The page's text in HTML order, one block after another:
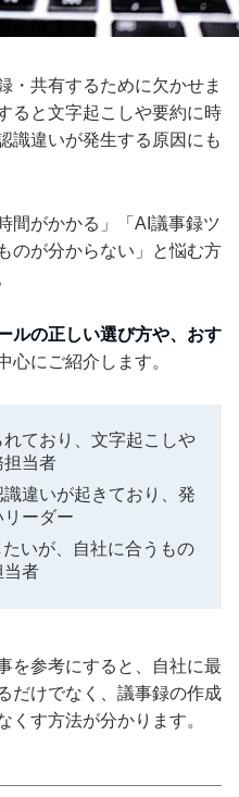
・共有するために欠かせま
ると文字起こしや要約に時
識違いが発生する原因にも
間がかかる」「AI議事録ツ
のが分からない」と悩む方
ルの正しい選び方や、おす
心にご紹介します。
ており、文字起こしや
担当者
違いが起きており、発
ーダー
いが、自社に合うもの
当者
を参考にすると、自社に最
だけでなく、議事録の作成
くす方法が分かります。